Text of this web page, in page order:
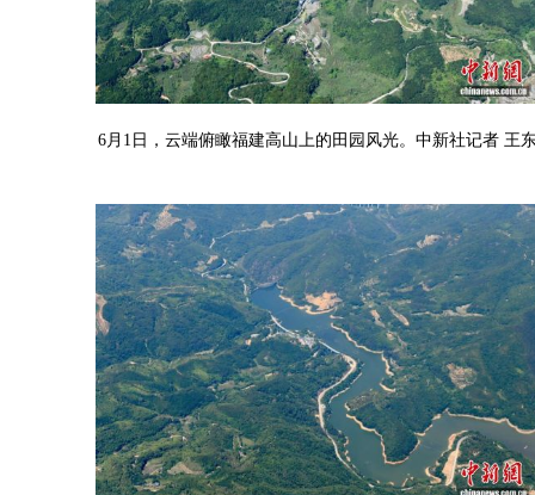
6月1日，云端俯瞰福建高山上的田园风光。中新社记者 王